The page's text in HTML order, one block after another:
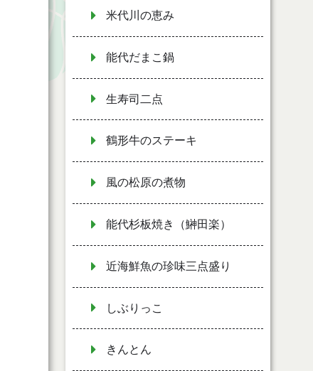
米代川の恵み
能代だまこ鍋
生寿司二点
鶴形牛のステーキ
風の松原の煮物
能代杉板焼き（鰰田楽）
近海鮮魚の珍味三点盛り
しぶりっこ
きんとん